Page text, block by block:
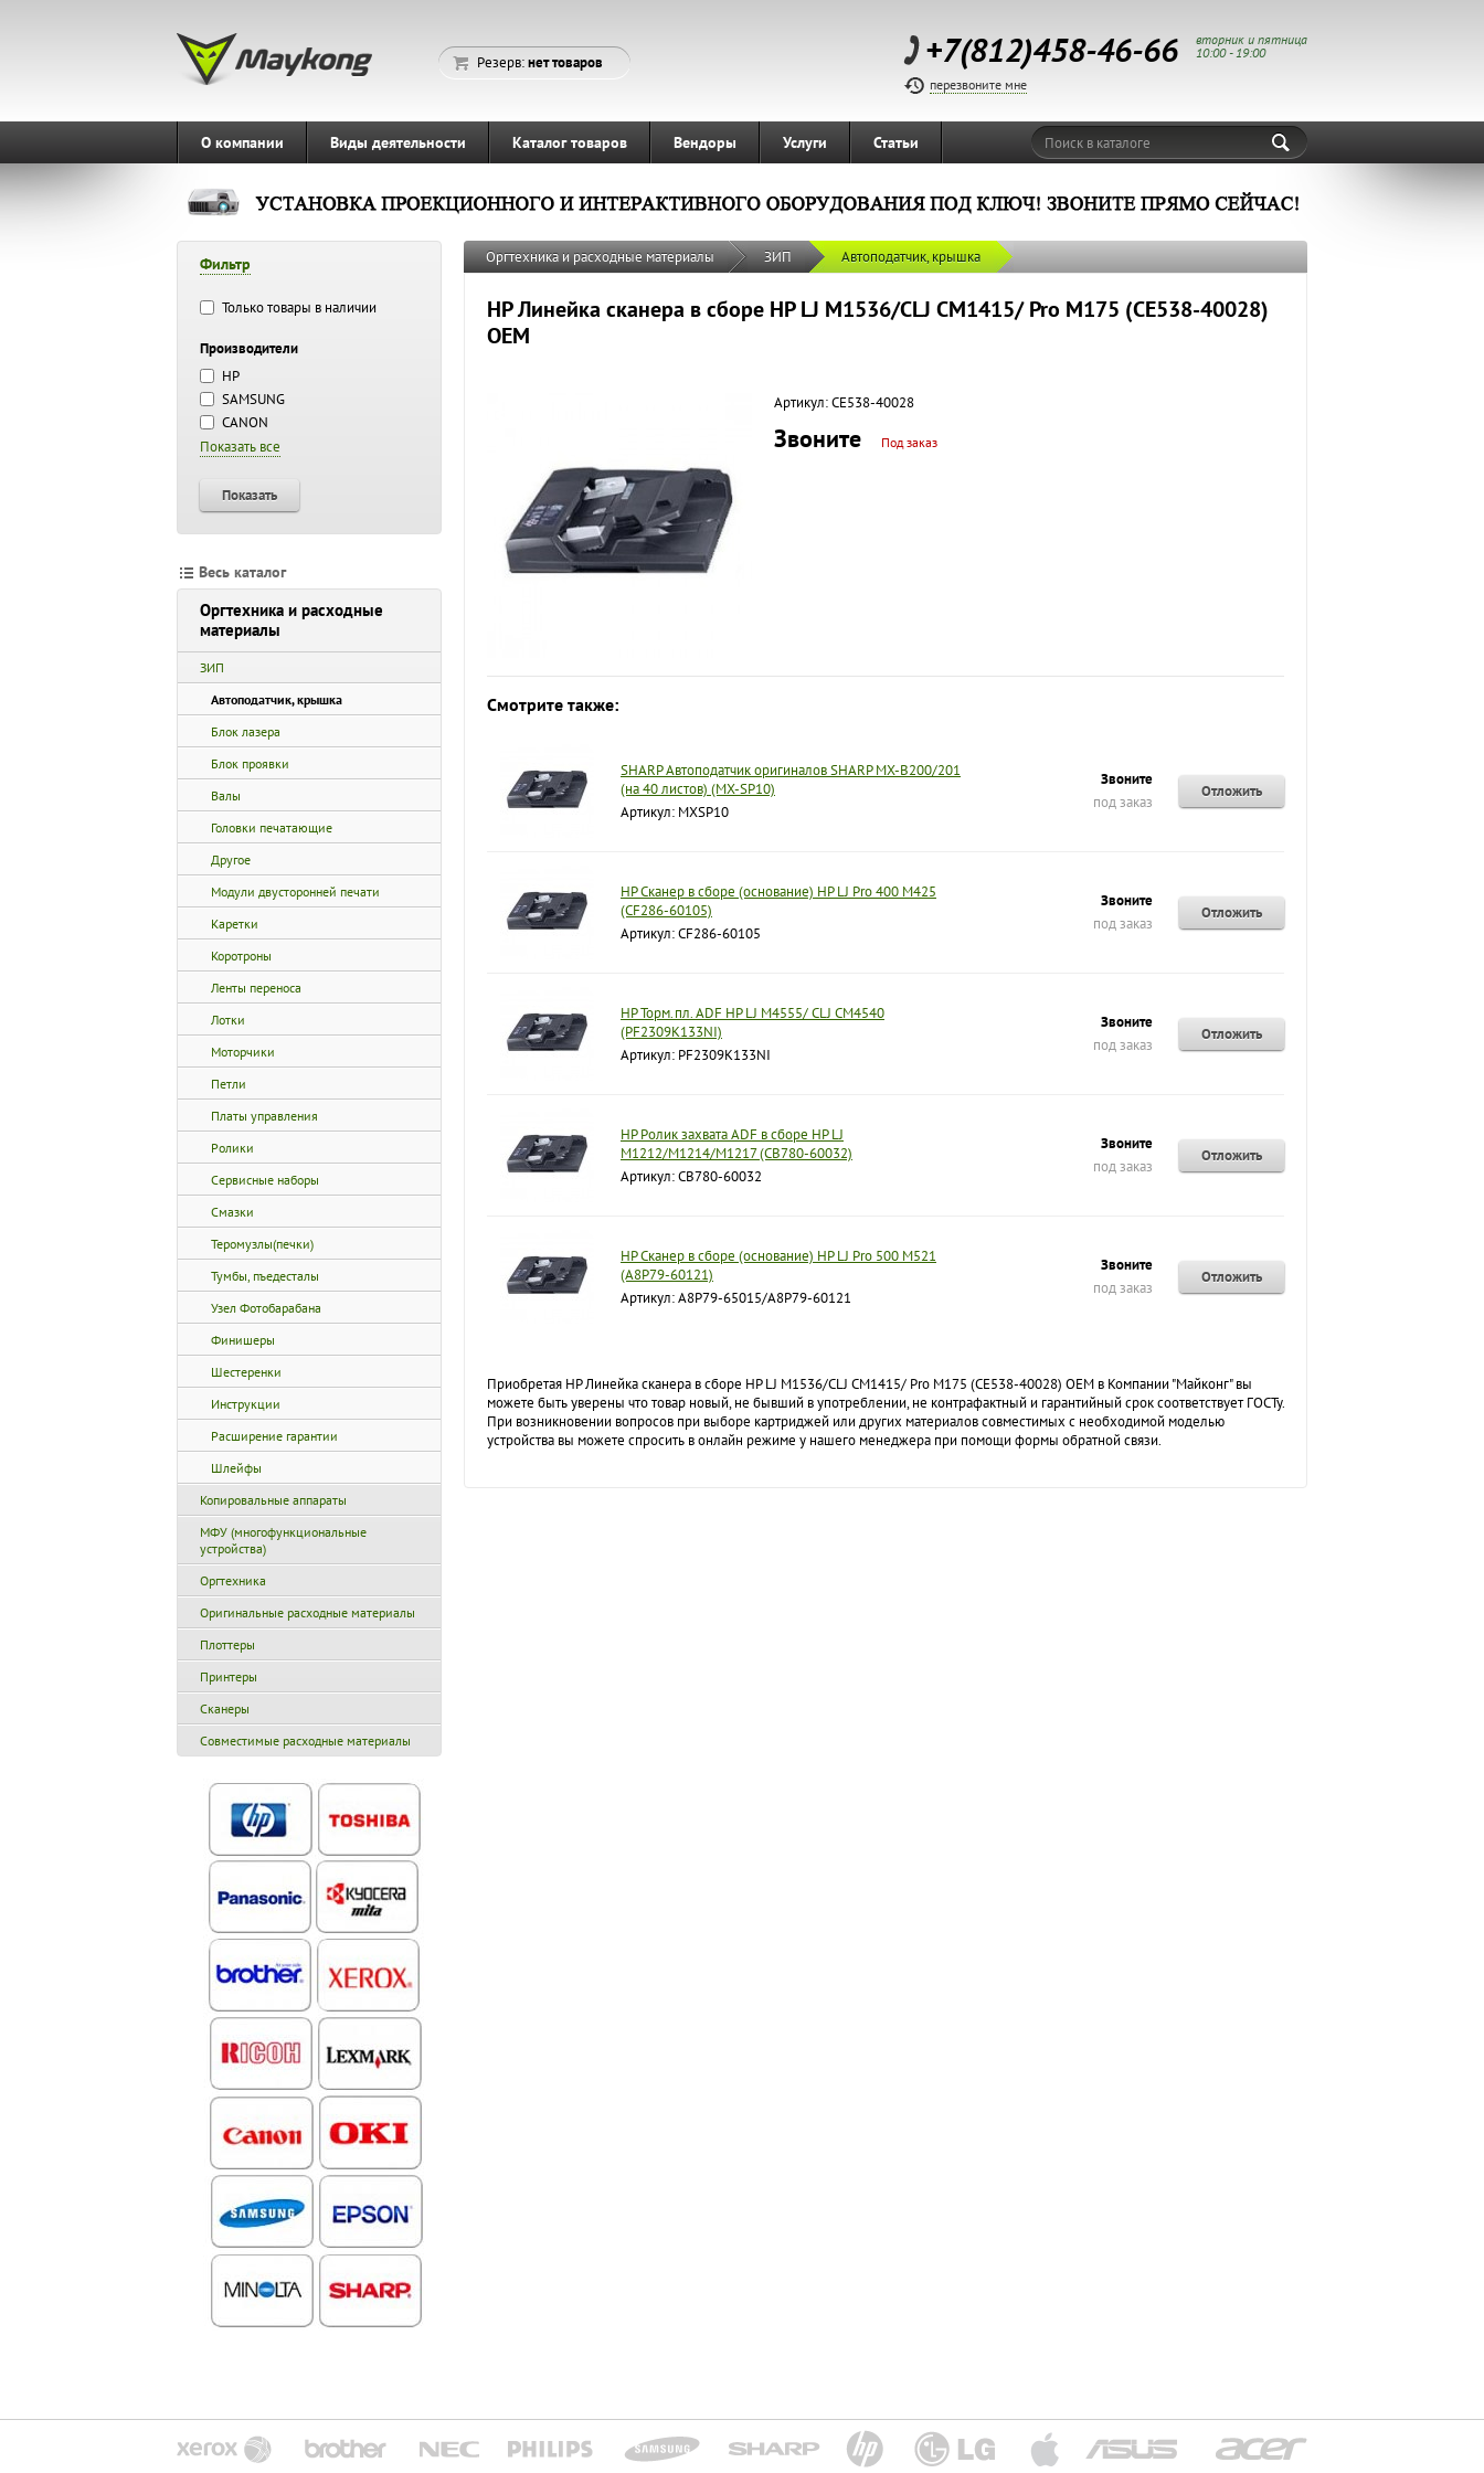
Резерв:нет товаров +7(812)458-46-66
вторник и пятница
10:00 - 19:00
перезвоните мне
О компании Виды деятельности Каталог товаров Вендоры Услуги Статьи Поиск в каталоге
Фильтр
Только товары в наличии
Производители
HP
SAMSUNG
CANON
Показать все
Показать
Весь каталог
Оргтехника и расходные
материалы
ЗИП
Автоподатчик, крышка
Блок лазера
Блок проявки
Валы
Головки печатающие
Другое
Модули двусторонней печати
Каретки
Коротроны
Ленты переноса
Лотки
Моторчики
Петли
Платы управления
Ролики
Сервисные наборы
Смазки
Теромузлы(печки)
Тумбы, пъедесталы
Узел Фотобарабана
Финишеры
Шестеренки
Инструкции
Расширение гарантии
Шлейфы
Копировальные аппараты
МФУ (многофункциональные
устройства)
Оргтехника
Оригинальные расходные материалы
Плоттеры
Принтеры
Сканеры
Совместимые расходные материалы
Оргтехника и расходные материалы ЗИП Автоподатчик, крышка
HP Линейка сканера в сборе HP LJ M1536/CLJ CM1415/ Pro M175 (CE538-40028)
OEM
Артикул:CE538-40028
Звоните Под заказ
Смотрите также:
SHARP Автоподатчик оригиналов SHARP MX-B200/201
(на 40 листов) (MX-SP10)
Артикул: MXSP10
Звоните
под заказ
Отложить
HP Сканер в сборе (основание) HP LJ Pro 400 M425
(CF286-60105)
Артикул: CF286-60105
Звоните
под заказ
Отложить
HP Торм.пл. ADF HP LJ M4555/ CLJ CM4540
(PF2309K133NI)
Артикул: PF2309K133NI
Звоните
под заказ
Отложить
HP Ролик захвата ADF в сборе HP LJ
M1212/M1214/M1217 (CB780-60032)
Артикул: CB780-60032
Звоните
под заказ
Отложить
HP Сканер в сборе (основание) HP LJ Pro 500 M521
(A8P79-60121)
Артикул: A8P79-65015/A8P79-60121
Звоните
под заказ
Отложить
Приобретая HP Линейка сканера в сборе HP LJ M1536/CLJ CM1415/ Pro M175 (CE538-40028) OEM в Компании "Майконг" вы
можете быть уверены что товар новый, не бывший в употреблении, не контрафактный и гарантийный срок соответствует ГОСТу.
При возникновении вопросов при выборе картриджей или других материалов совместимых с необходимой моделью
устройства вы можете спросить в онлайн режиме у нашего менеджера при помощи формы обратной связи.